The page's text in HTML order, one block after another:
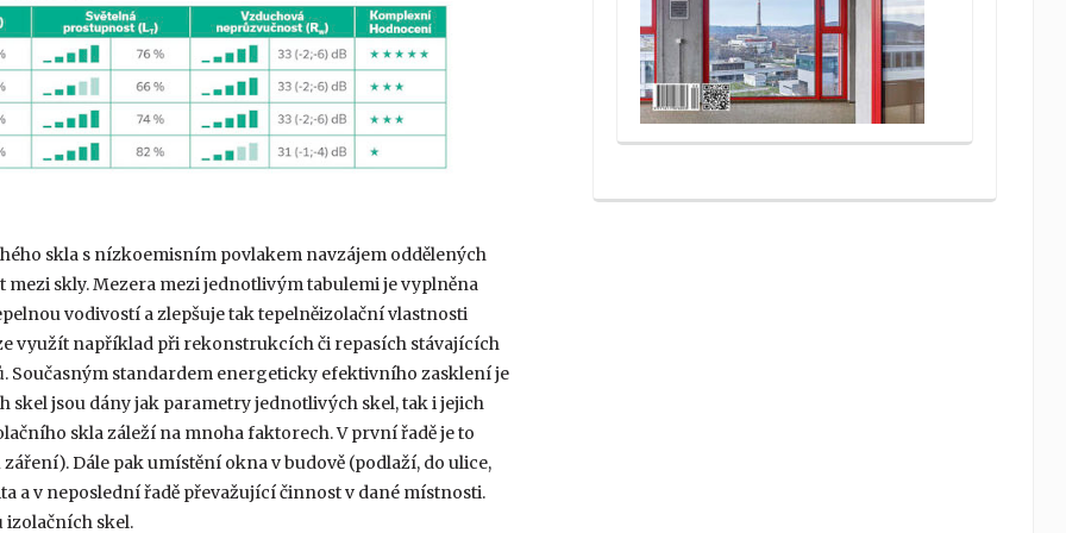
skla s nízkoemisním povlakem navzájem oddělených
skly. Mezera mezi jednotlivým tabulemi je vyplněna
vodivostí a zlepšuje tak tepelněizolační vlastnosti
využít například při rekonstrukcích či repasích stávajících
Současným standardem energeticky efektivního zasklení je
jsou dány jak parametry jednotlivých skel, tak i jejich
skla záleží na mnoha faktorech. V první řadě je to
Dále pak umístění okna v budově (podlaží, do ulice,
a v neposlední řadě převažující činnost v dané místnosti.
izolačních skel.